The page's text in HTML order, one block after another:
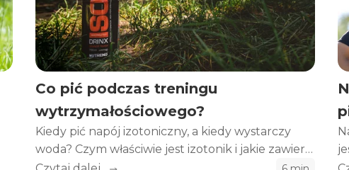
Co pić podczas treningu
wytrzymałościowego?
Kiedy pić napój izotoniczny, a kiedy wystarczy
woda? Czym właściwie jest izotonik i jakie zawiera
substancje czynne? Przejdźmy do tego.